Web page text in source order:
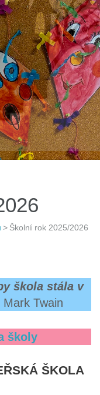
> Školní rok 2025/2026
škola stála v
Mark Twain
školy
ŠKOLA